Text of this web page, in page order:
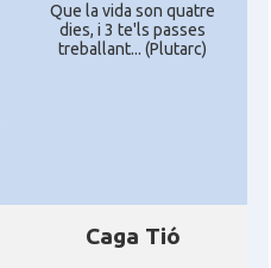
Que la vida son quatre
dies, i 3 te'ls passes
treballant... (Plutarc)
Caga Tió